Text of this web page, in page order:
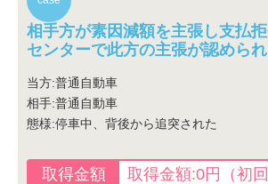
相手方が素因減額を主張し支払
センターで此方の主張が認めら
当方:普通自動車
相手:普通自動車
態様:停車中、背後から追突された
取得金額:0円（初